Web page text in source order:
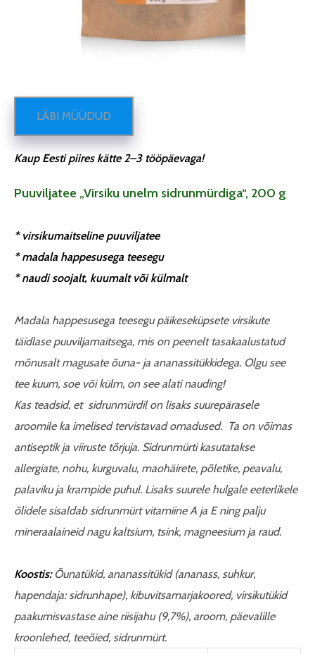
LÄBI MÜÜDUD
Kaup Eesti piires kätte 2–3 tööpäevaga!
Puuviljatee „Virsiku unelm sidrunmürdiga“, 200 g
* virsikumaitseline puuviljatee
* madala happesusega teesegu
* naudi soojalt, kuumalt või külmalt
Madala happesusega teesegu päikeseküpsete virsikute
täidlase puuviljamaitsega, mis on peenelt tasakaalustatud
mõnusalt magusate õuna- ja ananassitükkidega. Olgu see
tee kuum, soe või külm, on see alati nauding!
Kas teadsid, et sidrunmürdil on lisaks suurepärasele
aroomile ka imelised tervistavad omadused. Ta on võimas
antiseptik ja viiruste tõrjuja. Sidrunmürti kasutatakse
allergiate, nohu, kurguvalu, maohäirete, põletike, peavalu,
palaviku ja krampide puhul. Lisaks suurele hulgale eeterlikele
õlidele sisaldab sidrunmürt vitamiine A ja E ning palju
mineraalaineid nagu kaltsium, tsink, magneesium ja raud.
Koostis:Õunatükid, ananassitükid (ananass, suhkur,
hapendaja: sidrunhape), kibuvitsamarjakoored, virsikutükid
paakumisvastase aine riisijahu (9,7%), aroom, päevalille
kroonlehed, teeõied, sidrunmürt.